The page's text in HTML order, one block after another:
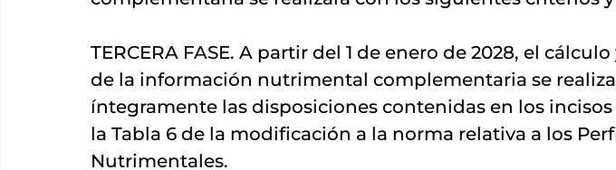
TERCERA FASE. A partir del 1 de enero de 2028, el
de la información nutrimental complementaria se
íntegramente las disposiciones contenidas en los incisos
la Tabla 6 de la modificación a la norma relativa a los
Nutrimentales.